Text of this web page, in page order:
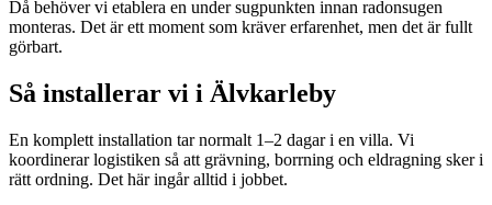
Då behöver vi etablera en under sugpunkten innan radonsugen
monteras. Det är ett moment som kräver erfarenhet, men det är fullt
görbart.
Så installerar vi i Älvkarleby
En komplett installation tar normalt 1–2 dagar i en villa. Vi
koordinerar logistiken så att grävning, borrning och eldragning sker i
rätt ordning. Det här ingår alltid i jobbet.